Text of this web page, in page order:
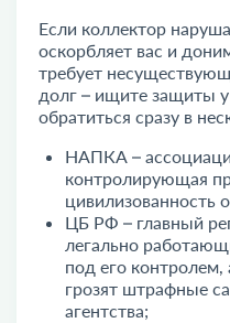
Если коллектор
оскорбляет вас и
требует
долг – ищите защиты
обратиться сразу в
НАПКА –
контролирующая
цивилизованность
ЦБ РФ – главный
легально
под его
грозят штрафные
агентства;